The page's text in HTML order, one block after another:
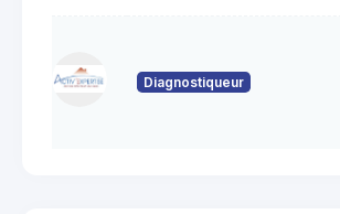
Diagnostiqueur